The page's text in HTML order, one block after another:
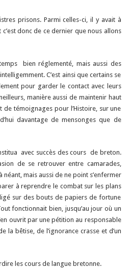
prisons. Parmi celles-ci, il y avait à
donc de ce dernier que nous allons
bien réglementé, mais aussi des
C’est ainsi que certains se
pour garder le contact avec leurs
manière aussi de maintenir haut
témoignages pour l’Histoire, sur une
davantage de mensonges que de
avec succès des cours de breton.
de se retrouver entre camarades,
mais aussi de ne point s’enfermer
à reprendre le combat sur les plans
sur des bouts de papiers de fortune
fonctionnait bien, jusqu’au jour où un
ouvrit par une pétition au responsable
la bêtise, de l’ignorance crasse et d’un
les cours de langue bretonne.